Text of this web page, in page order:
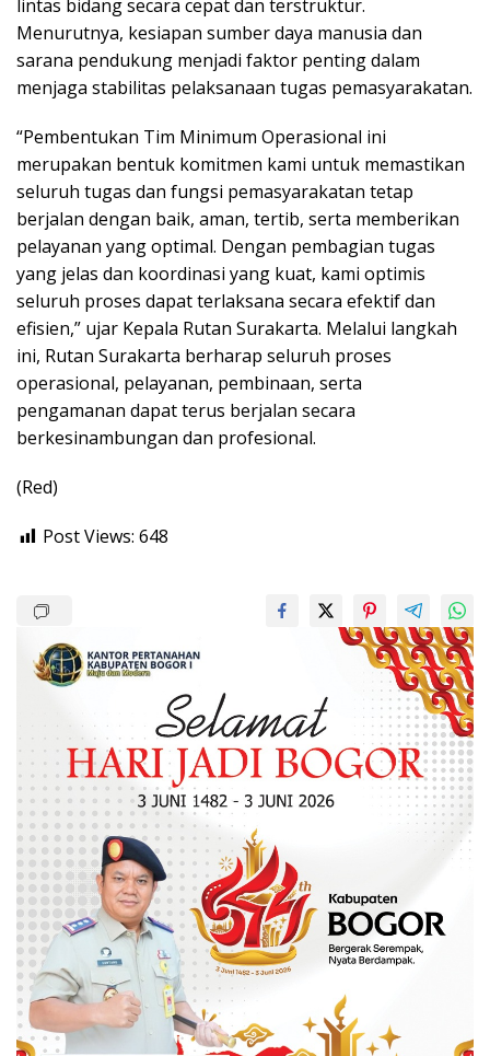
lintas bidang secara cepat dan terstruktur.
Menurutnya, kesiapan sumber daya manusia dan
sarana pendukung menjadi faktor penting dalam
menjaga stabilitas pelaksanaan tugas pemasyarakatan.
“Pembentukan Tim Minimum Operasional ini
merupakan bentuk komitmen kami untuk memastikan
seluruh tugas dan fungsi pemasyarakatan tetap
berjalan dengan baik, aman, tertib, serta memberikan
pelayanan yang optimal. Dengan pembagian tugas
yang jelas dan koordinasi yang kuat, kami optimis
seluruh proses dapat terlaksana secara efektif dan
efisien,” ujar Kepala Rutan Surakarta. Melalui langkah
ini, Rutan Surakarta berharap seluruh proses
operasional, pelayanan, pembinaan, serta
pengamanan dapat terus berjalan secara
berkesinambungan dan profesional.
(Red)
Post Views: 648